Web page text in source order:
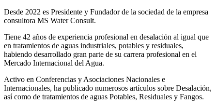
Desde 2022 es Presidente y Fundador de la sociedad de la empresa
consultora MS Water Consult.
Tiene 42 años de experiencia profesional en desalación al igual que
en tratamientos de aguas industriales, potables y residuales,
habiendo desarrollado gran parte de su carrera profesional en el
Mercado Internacional del Agua.
Activo en Conferencias y Asociaciones Nacionales e
Internacionales, ha publicado numerosos artículos sobre Desalación,
así como de tratamientos de aguas Potables, Residuales y Fangos.